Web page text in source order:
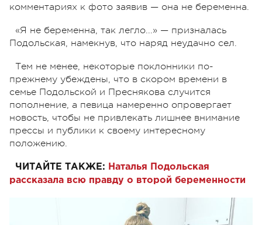
комментариях к фото заявив — она не беременна.
«Я не беременна, так легло...» — призналась
Подольская, намекнув, что наряд неудачно сел.
Тем не менее, некоторые поклонники по-
прежнему убеждены, что в скором времени в
семье Подольской и Преснякова случится
пополнение, а певица намеренно опровергает
новость, чтобы не привлекать лишнее внимание
прессы и публики к своему интересному
положению.
ЧИТАЙТЕ ТАКЖЕ: Наталья Подольская
рассказала всю правду о второй беременности